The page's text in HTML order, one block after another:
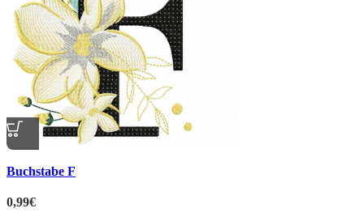
zur Merkliste hinzufügen
Buchstabe F
0,99€